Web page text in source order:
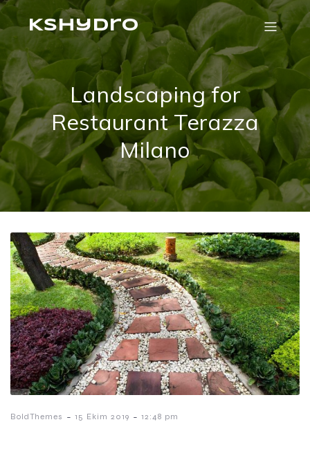
Kshydro
Landscaping for
Restaurant Terazza
Milano
BoldThemes - 15 Ekim 2019 - 12:48 pm